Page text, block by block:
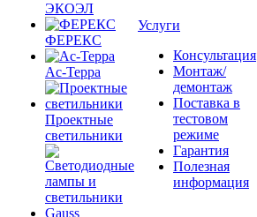
ЭКОЭЛ
ФЕРЕКС
Ас-Терра
Проектные
светильники
Услуги
Консультация
Монтаж/
демонтаж
Поставка в
тестовом
режиме
Гарантия
Полезная
информация